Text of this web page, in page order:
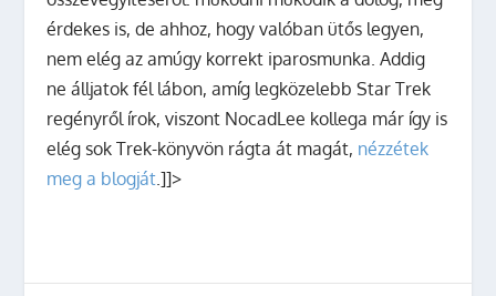
érdekes is, de ahhoz, hogy valóban ütős legyen,
nem elég az amúgy korrekt iparosmunka. Addig
ne álljatok fél lábon, amíg legközelebb Star Trek
regényről írok, viszont NocadLee kollega már így is
elég sok Trek-könyvön rágta át magát, nézzétek
meg a blogját .]]>